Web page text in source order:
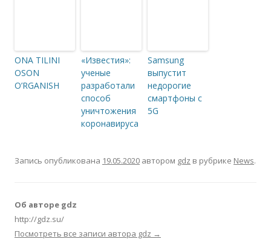
ONA TILINI
OSON
O’RGANISH
«Известия»:
ученые
разработали
способ
уничтожения
коронавируса
Samsung
выпустит
недорогие
смартфоны с
5G
Запись опубликована 19.05.2020 автором gdz в рубрике News.
Об авторе gdz
http://gdz.su/
Посмотреть все записи автора gdz →